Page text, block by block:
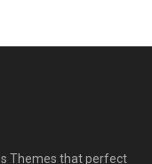
Themes that perfect